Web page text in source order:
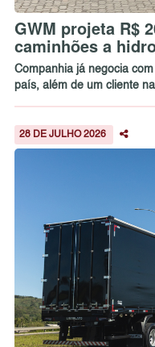
GWM projeta R$
caminhões a
Companhia já negocia
país, além de um cliente
28 DE JULHO 2026